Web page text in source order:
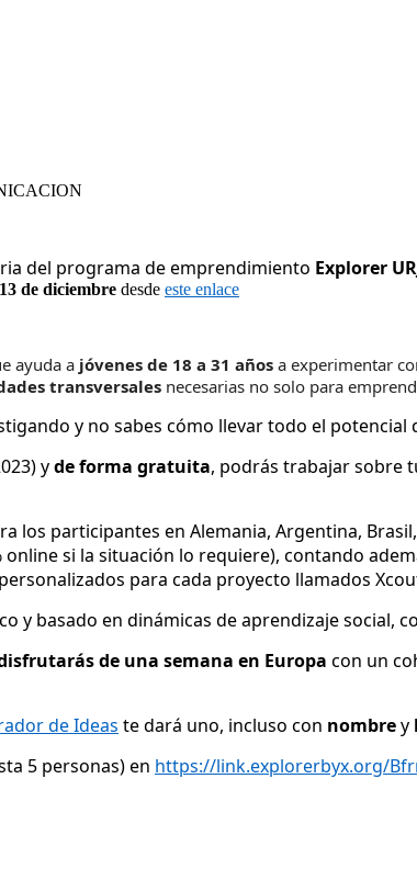
del programa de emprendimiento Explorer
de diciembre desde este enlace
ayuda a jóvenes de 18 a 31 años a experimentar
transversales necesarias no solo para
y no sabes cómo llevar todo el
yde forma gratuita, podrás trabajar sobre
los participantes en Alemania, Argentina,
online si la situación lo requiere), contando
personalizados para cada proyecto llamados
y basado en dinámicas de aprendizaje
de una semana en Europa con un
de Ideas te dará uno, incluso con nombrey
5 personas) en https://link.explorerbyx.org/